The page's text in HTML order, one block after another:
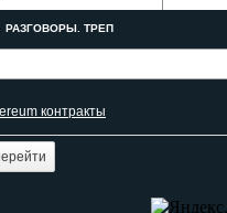
РАЗГОВОРЫ. ТРЕП
контракты